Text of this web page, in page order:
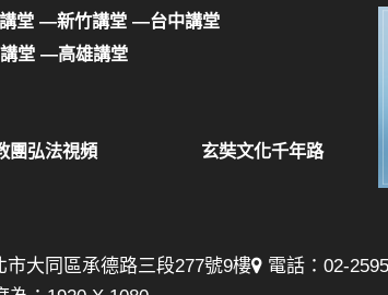
堂 —新竹講堂 —台中講堂
堂 —高雄講堂
團弘法視頻 玄奘文化千年路
市大同區承德路三段277號9樓
電話：02-